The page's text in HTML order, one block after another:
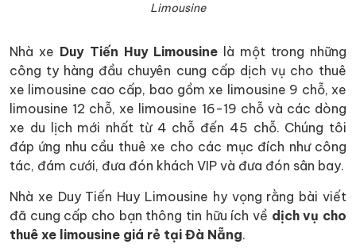
Limousine
Nhà xe Duy Tiến Huy Limousine là một trong những
công ty hàng đầu chuyên cung cấp dịch vụ cho thuê
xe limousine cao cấp, bao gồm xe limousine 9 chỗ, xe
limousine 12 chỗ, xe limousine 16-19 chỗ và các dòng
xe du lịch mới nhất từ 4 chỗ đến 45 chỗ. Chúng tôi
đáp ứng nhu cầu thuê xe cho các mục đích như công
tác, đám cưới, đưa đón khách VIP và đưa đón sân bay.
Nhà xe Duy Tiến Huy Limousine hy vọng rằng bài viết
đã cung cấp cho bạn thông tin hữu ích về dịch vụ cho
thuê xe limousine giá rẻ tại Đà Nẵng.